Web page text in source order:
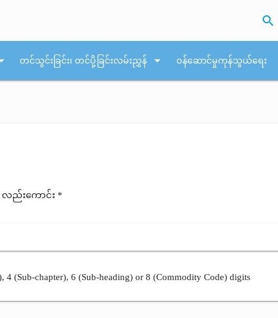
search
တင်သွင်းခြင်း၊ တင်ပို့ခြင်းလမ်းညွှန် arrow_drop_down ဝန်ဆောင်မှုကုန်သွယ်ရေး
လည်းကောင်း *
4 (Sub-chapter), 6 (Sub-heading) or 8 (Commodity Code) digits